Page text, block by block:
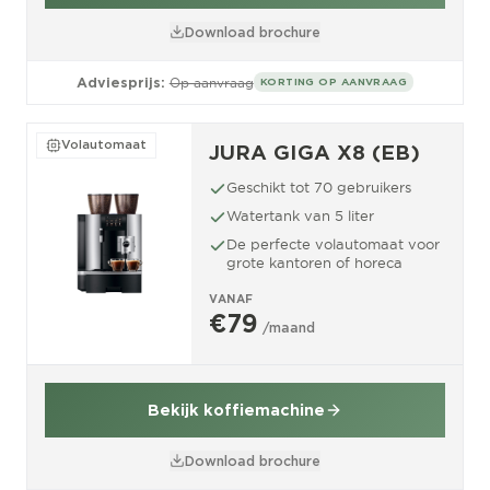
Download brochure
Adviesprijs: Op aanvraag KORTING OP AANVRAAG
Volautomaat JURA GIGA X8 (EB)
Geschikt tot 70 gebruikers
Watertank van 5 liter
De perfecte volautomaat voor
grote kantoren of horeca
VANAF
€79 /maand
Bekijk koffiemachine
Download brochure